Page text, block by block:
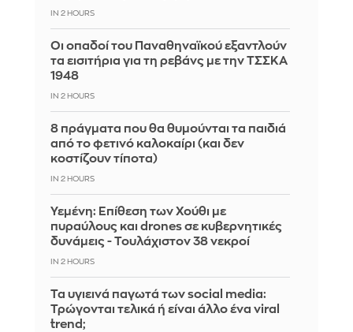
IN 2 HOURS
Οι οπαδοί του Παναθηναϊκού εξαντλούν
τα εισιτήρια για τη ρεβάνς με την ΤΣΣΚΑ
1948
IN 2 HOURS
8 πράγματα που θα θυμούνται τα παιδιά
από το φετινό καλοκαίρι (και δεν
κοστίζουν τίποτα)
IN 2 HOURS
Υεμένη: Επίθεση των Χούθι με
πυραύλους και drones σε κυβερνητικές
δυνάμεις - Τουλάχιστον 38 νεκροί
IN 2 HOURS
Τα υγιεινά παγωτά των social media:
Τρώγονται τελικά ή είναι άλλο ένα viral
trend;